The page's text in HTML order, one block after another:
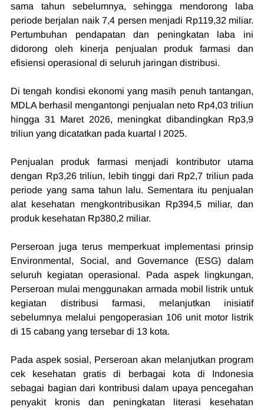
sama tahun sebelumnya, sehingga mendorong laba
periode berjalan naik 7,4 persen menjadi Rp119,32 miliar.
Pertumbuhan pendapatan dan peningkatan laba ini
didorong oleh kinerja penjualan produk farmasi dan
efisiensi operasional di seluruh jaringan distribusi.
Di tengah kondisi ekonomi yang masih penuh tantangan,
MDLA berhasil mengantongi penjualan neto Rp4,03 triliun
hingga 31 Maret 2026, meningkat dibandingkan Rp3,9
triliun yang dicatatkan pada kuartal I 2025.
Penjualan produk farmasi menjadi kontributor utama
dengan Rp3,26 triliun, lebih tinggi dari Rp2,7 triliun pada
periode yang sama tahun lalu. Sementara itu penjualan
alat kesehatan mengkontribusikan Rp394,5 miliar, dan
produk kesehatan Rp380,2 miliar.
Perseroan juga terus memperkuat implementasi prinsip
Environmental, Social, and Governance (ESG) dalam
seluruh kegiatan operasional. Pada aspek lingkungan,
Perseroan mulai menggunakan armada mobil listrik untuk
kegiatan distribusi farmasi, melanjutkan inisiatif
sebelumnya melalui pengoperasian 106 unit motor listrik
di 15 cabang yang tersebar di 13 kota.
Pada aspek sosial, Perseroan akan melanjutkan program
cek kesehatan gratis di berbagai kota di Indonesia
sebagai bagian dari kontribusi dalam upaya pencegahan
penyakit kronis dan peningkatan literasi kesehatan